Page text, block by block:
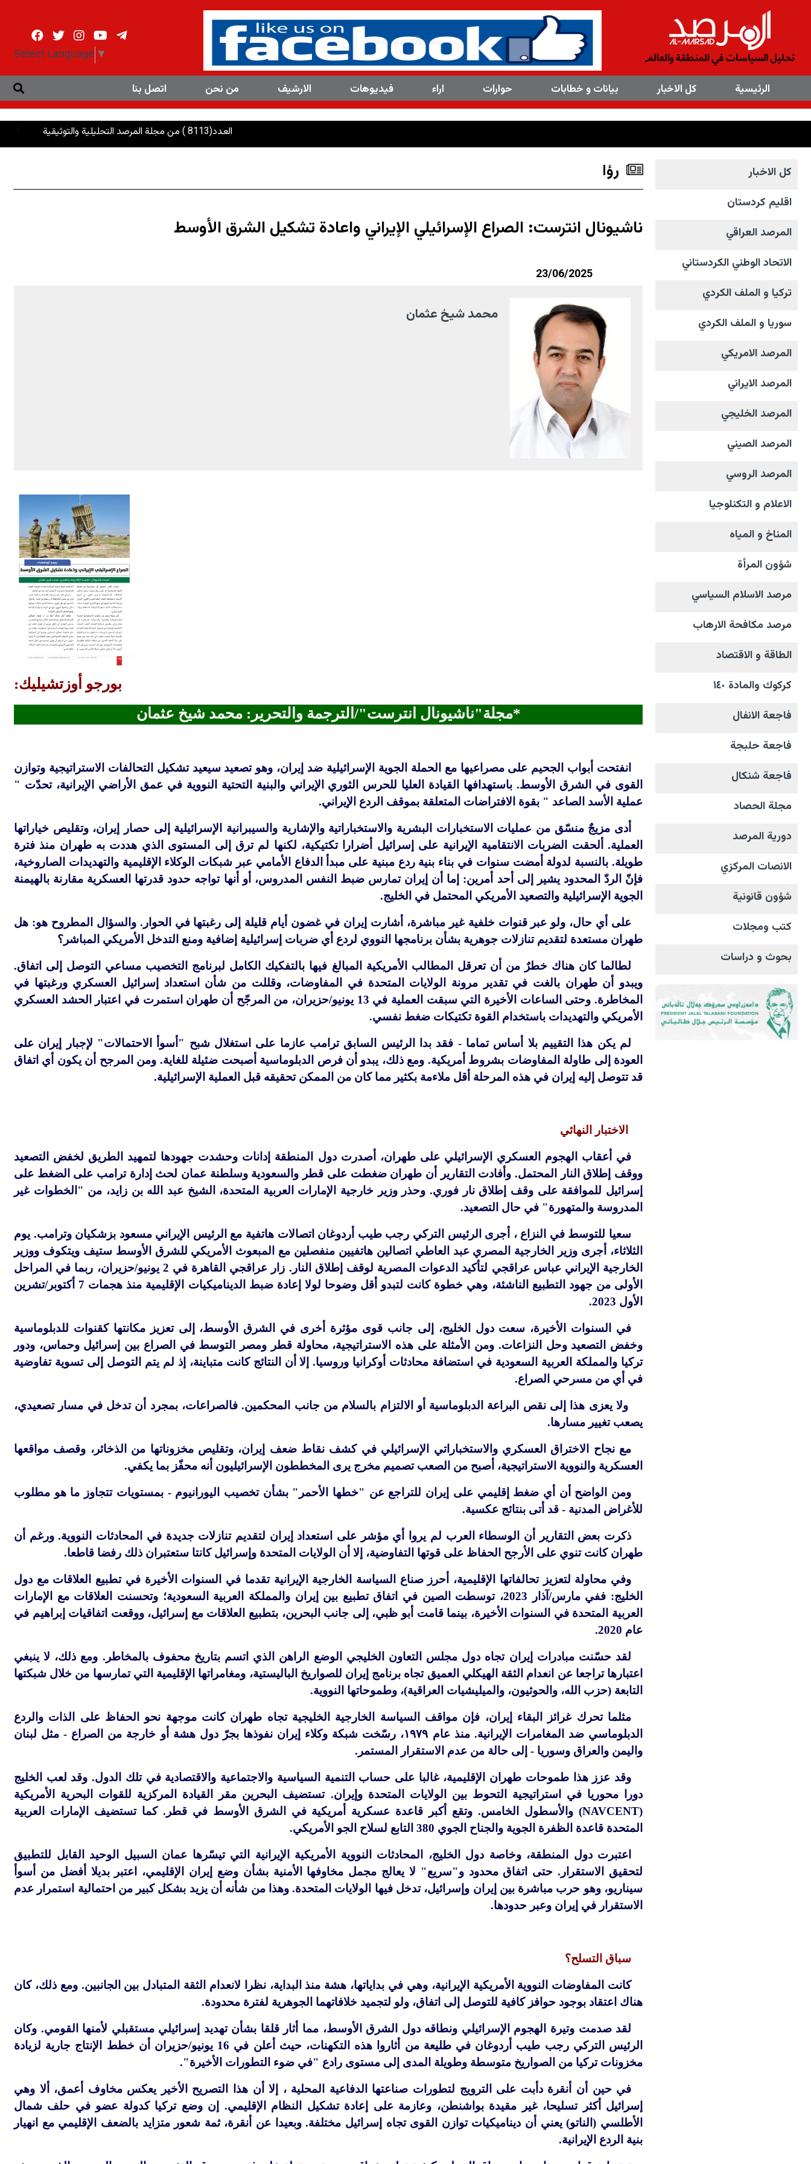
Select Language ▼
الرئیسیة کل الاخبار بیانات و خطابات حوارات اراء فیدیوهات الارشیف من نحن اتصل بنا
×
الرئاسات:
کل الاخبار
اقليم كردستان
المرصد العراقي
الاتحاد الوطني الکردستاني
تركيا و الملف الکردي
سوريا و الملف الکردي
المرصد الامریکي
المرصد الايراني
المرصد الخليجي
المرصد الصيني
المرصد الروسي
الاعلام و التکنلوجیا
المناخ و المیاه
شؤون المرأة
مرصد الاسلام السياسي
مرصد مكافحة الارهاب
الطاقة و الاقتصاد
كركوك والمادة ١٤٠
فاجعة الانفال
فاجعة حلبجة
فاجعة شنكال
مجلة الحصاد
دورية المرصد
الانصات المرکزي
شؤون قانونية
كتب ومجلات
بحوث و دراسات
رؤا
ناشيونال انترست: الصراع الإسرائيلي الإيراني واعادة تشكيل الشرق الأوسط
23/06/2025
محمد شيخ عثمان
بورجو أوزتشيليك:
*مجلة"ناشيونال انترست"/الترجمة والتحرير: محمد شيخ عثمان
انفتحت أبواب الجحيم على مصراعيها مع الحملة الجوية الإسرائيلية ضد إيران، وهو تصعيد سيعيد تشكيل التحالفات الاستراتيجية وتوازن
القوى في الشرق الأوسط. باستهدافها القيادة العليا للحرس الثوري الإيراني والبنية التحتية النووية في عمق الأراضي الإيرانية، تحدّت "
عملية الأسد الصاعد " بقوة الافتراضات المتعلقة بموقف الردع الإيراني.
أدى مزيجٌ منسّق من عمليات الاستخبارات البشرية والاستخباراتية والإشارية والسيبرانية الإسرائيلية إلى حصار إيران، وتقليص خياراتها
العملية. ألحقت الضربات الانتقامية الإيرانية على إسرائيل أضرارا تكتيكية، لكنها لم ترق إلى المستوى الذي هددت به طهران منذ فترة
طويلة. بالنسبة لدولة أمضت سنوات في بناء بنية ردع مبنية على مبدأ الدفاع الأمامي عبر شبكات الوكلاء الإقليمية والتهديدات الصاروخية،
فإنّ الردّ المحدود يشير إلى أحد أمرين: إما أن إيران تمارس ضبط النفس المدروس، أو أنها تواجه حدود قدرتها العسكرية مقارنة بالهيمنة
الجوية الإسرائيلية والتصعيد الأمريكي المحتمل في الخليج.
على أي حال، ولو عبر قنوات خلفية غير مباشرة، أشارت إيران في غضون أيام قليلة إلى رغبتها في الحوار. والسؤال المطروح هو: هل
طهران مستعدة لتقديم تنازلات جوهرية بشأن برنامجها النووي لردع أي ضربات إسرائيلية إضافية ومنع التدخل الأمريكي المباشر؟
لطالما كان هناك خطرٌ من أن تعرقل المطالب الأمريكية المبالغ فيها بالتفكيك الكامل لبرنامج التخصيب مساعي التوصل إلى اتفاق.
ويبدو أن طهران بالغت في تقدير مرونة الولايات المتحدة في المفاوضات، وقللت من شأن استعداد إسرائيل العسكري ورغبتها في
المخاطرة. وحتى الساعات الأخيرة التي سبقت العملية في 13 يونيو/حزيران، من المرجّح أن طهران استمرت في اعتبار الحشد العسكري
الأمريكي والتهديدات باستخدام القوة تكتيكات ضغط نفسي.
لم يكن هذا التقييم بلا أساس تماما - فقد بدا الرئيس السابق ترامب عازما على استغلال شبح "أسوأ الاحتمالات" لإجبار إيران على
العودة إلى طاولة المفاوضات بشروط أمريكية. ومع ذلك، يبدو أن فرص الدبلوماسية أصبحت ضئيلة للغاية. ومن المرجح أن يكون أي اتفاق
قد تتوصل إليه إيران في هذه المرحلة أقل ملاءمة بكثير مما كان من الممكن تحقيقه قبل العملية الإسرائيلية.
الاختبار النهائي
في أعقاب الهجوم العسكري الإسرائيلي على طهران، أصدرت دول المنطقة إدانات وحشدت جهودها لتمهيد الطريق لخفض التصعيد
ووقف إطلاق النار المحتمل. وأفادت التقارير أن طهران ضغطت على قطر والسعودية وسلطنة عمان لحث إدارة ترامب على الضغط على
إسرائيل للموافقة على وقف إطلاق نار فوري. وحذر وزير خارجية الإمارات العربية المتحدة، الشيخ عبد الله بن زايد، من "الخطوات غير
المدروسة والمتهورة" في حال التصعيد.
سعيا للتوسط في النزاع ، أجرى الرئيس التركي رجب طيب أردوغان اتصالات هاتفية مع الرئيس الإيراني مسعود بزشكيان وترامب. يوم
الثلاثاء، أجرى وزير الخارجية المصري عبد العاطي اتصالين هاتفيين منفصلين مع المبعوث الأمريكي للشرق الأوسط ستيف ويتكوف ووزير
الخارجية الإيراني عباس عراقجي لتأكيد الدعوات المصرية لوقف إطلاق النار. زار عراقجي القاهرة في 2 يونيو/حزيران، ربما في المراحل
الأولى من جهود التطبيع الناشئة، وهي خطوة كانت لتبدو أقل وضوحا لولا إعادة ضبط الديناميكيات الإقليمية منذ هجمات 7 أكتوبر/تشرين
الأول 2023.
في السنوات الأخيرة، سعت دول الخليج، إلى جانب قوى مؤثرة أخرى في الشرق الأوسط، إلى تعزيز مكانتها كقنوات للدبلوماسية
وخفض التصعيد وحل النزاعات. ومن الأمثلة على هذه الاستراتيجية، محاولة قطر ومصر التوسط في الصراع بين إسرائيل وحماس، ودور
تركيا والمملكة العربية السعودية في استضافة محادثات أوكرانيا وروسيا. إلا أن النتائج كانت متباينة، إذ لم يتم التوصل إلى تسوية تفاوضية
في أي من مسرحي الصراع.
ولا يعزى هذا إلى نقص البراعة الدبلوماسية أو الالتزام بالسلام من جانب المحكمين. فالصراعات، بمجرد أن تدخل في مسار تصعيدي،
يصعب تغيير مسارها.
مع نجاح الاختراق العسكري والاستخباراتي الإسرائيلي في كشف نقاط ضعف إيران، وتقليص مخزوناتها من الذخائر، وقصف مواقعها
العسكرية والنووية الاستراتيجية، أصبح من الصعب تصميم مخرج يرى المخططون الإسرائيليون أنه محفّز بما يكفي.
ومن الواضح أن أي ضغط إقليمي على إيران للتراجع عن "خطها الأحمر" بشأن تخصيب اليورانيوم - بمستويات تتجاوز ما هو مطلوب
للأغراض المدنية - قد أتى بنتائج عكسية.
ذكرت بعض التقارير أن الوسطاء العرب لم يروا أي مؤشر على استعداد إيران لتقديم تنازلات جديدة في المحادثات النووية. ورغم أن
طهران كانت تنوي على الأرجح الحفاظ على قوتها التفاوضية، إلا أن الولايات المتحدة وإسرائيل كانتا ستعتبران ذلك رفضا قاطعا.
وفي محاولة لتعزيز تحالفاتها الإقليمية، أحرز صناع السياسة الخارجية الإيرانية تقدما في السنوات الأخيرة في تطبيع العلاقات مع دول
الخليج: ففي مارس/آذار 2023، توسطت الصين في اتفاق تطبيع بين إيران والمملكة العربية السعودية؛ وتحسنت العلاقات مع الإمارات
العربية المتحدة في السنوات الأخيرة، بينما قامت أبو ظبي، إلى جانب البحرين، بتطبيع العلاقات مع إسرائيل، ووقعت اتفاقيات إبراهيم في
عام 2020.
لقد حسّنت مبادرات إيران تجاه دول مجلس التعاون الخليجي الوضع الراهن الذي اتسم بتاريخ محفوف بالمخاطر. ومع ذلك، لا ينبغي
اعتبارها تراجعا عن انعدام الثقة الهيكلي العميق تجاه برنامج إيران للصواريخ الباليستية، ومغامراتها الإقليمية التي تمارسها من خلال شبكتها
التابعة (حزب الله، والحوثيون، والميليشيات العراقية)، وطموحاتها النووية.
مثلما تحرك غرائز البقاء إيران، فإن مواقف السياسة الخارجية الخليجية تجاه طهران كانت موجهة نحو الحفاظ على الذات والردع
الدبلوماسي ضد المغامرات الإيرانية. منذ عام ١٩٧٩، رسّخت شبكة وكلاء إيران نفوذها بجرّ دول هشة أو خارجة من الصراع - مثل لبنان
واليمن والعراق وسوريا - إلى حالة من عدم الاستقرار المستمر.
وقد عزز هذا طموحات طهران الإقليمية، غالبا على حساب التنمية السياسية والاجتماعية والاقتصادية في تلك الدول. وقد لعب الخليج
دورا محوريا في استراتيجية التحوط بين الولايات المتحدة وإيران. تستضيف البحرين مقر القيادة المركزية للقوات البحرية الأمريكية
(
NAVCENT) والأسطول الخامس. وتقع أكبر قاعدة عسكرية أمريكية في الشرق الأوسط في قطر. كما تستضيف الإمارات العربية
المتحدة قاعدة الظفرة الجوية والجناح الجوي 380 التابع لسلاح الجو الأمريكي.
اعتبرت دول المنطقة، وخاصة دول الخليج، المحادثات النووية الأمريكية الإيرانية التي تيسّرها عمان السبيل الوحيد القابل للتطبيق
لتحقيق الاستقرار. حتى اتفاق محدود و"سريع" لا يعالج مجمل مخاوفها الأمنية بشأن وضع إيران الإقليمي، اعتبر بديلا أفضل من أسوأ
سيناريو، وهو حرب مباشرة بين إيران وإسرائيل، تدخل فيها الولايات المتحدة. وهذا من شأنه أن يزيد بشكل كبير من احتمالية استمرار عدم
الاستقرار في إيران وعبر حدودها.
سباق التسلح؟
كانت المفاوضات النووية الأمريكية الإيرانية، وهي في بداياتها، هشة منذ البداية، نظرا لانعدام الثقة المتبادل بين الجانبين. ومع ذلك، كان
هناك اعتقاد بوجود حوافز كافية للتوصل إلى اتفاق، ولو لتجميد خلافاتهما الجوهرية لفترة محدودة.
لقد صدمت وتيرة الهجوم الإسرائيلي ونطاقه دول الشرق الأوسط، مما أثار قلقا بشأن تهديد إسرائيلي مستقبلي لأمنها القومي. وكان
الرئيس التركي رجب طيب أردوغان في طليعة من أثاروا هذه التكهنات، حيث أعلن في 16 يونيو/حزيران أن خطط الإنتاج جارية لزيادة
مخزونات تركيا من الصواريخ متوسطة وطويلة المدى إلى مستوى رادع "في ضوء التطورات الأخيرة".
في حين أن أنقرة دأبت على الترويج لتطورات صناعتها الدفاعية المحلية ، إلا أن هذا التصريح الأخير يعكس مخاوف أعمق، ألا وهي
إسرائيل أكثر تسليحا، غير مقيدة بواشنطن، وعازمة على إعادة تشكيل النظام الإقليمي. إن وضع تركيا كدولة عضو في حلف شمال
الأطلسي (الناتو) يعني أن ديناميكيات توازن القوى تجاه إسرائيل مختلفة. وبعيدا عن أنقرة، ثمة شعور متزايد بالضعف الإقليمي مع انهيار
بنية الردع الإيرانية.